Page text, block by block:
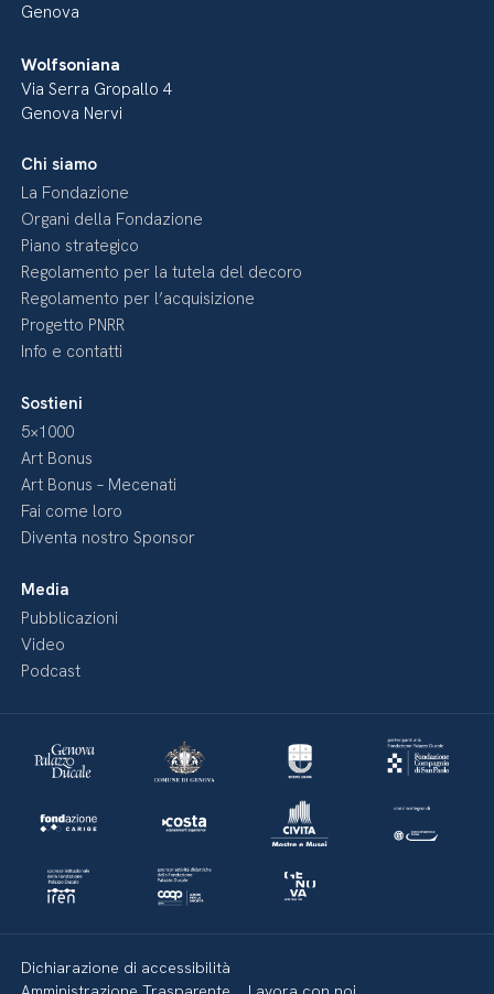
Genova
Wolfsoniana
Via Serra Gropallo 4
Genova Nervi
Chi siamo
La Fondazione
Organi della Fondazione
Piano strategico
Regolamento per la tutela del decoro
Regolamento per l’acquisizione
Progetto PNRR
Info e contatti
Sostieni
5×1000
Art Bonus
Art Bonus – Mecenati
Fai come loro
Diventa nostro Sponsor
Media
Pubblicazioni
Video
Podcast
Dichiarazione di accessibilità